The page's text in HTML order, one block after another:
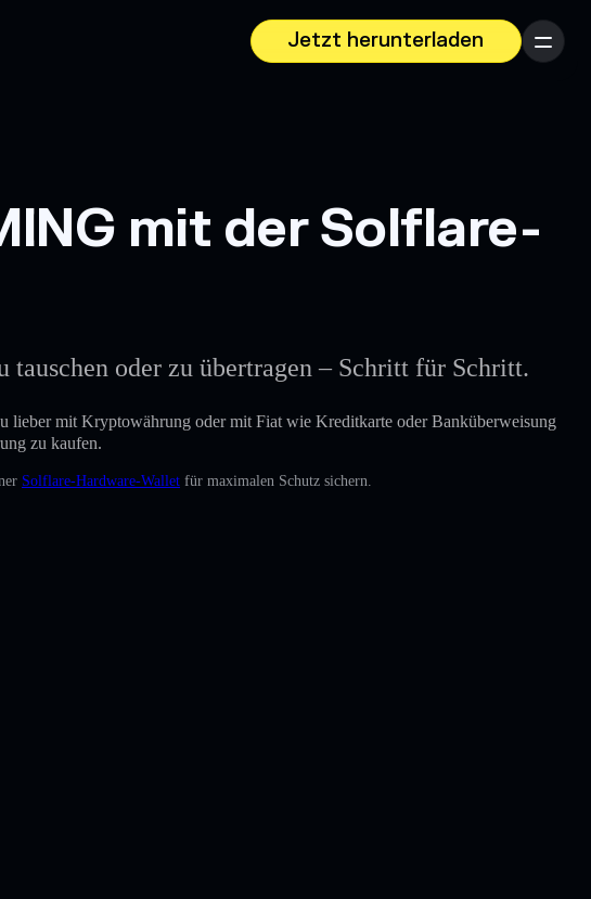
Jetzt herunterladen
Menü
mit der Solflare-
oder zu übertragen – Schritt für Schritt.
lieber mit Kryptowährung oder mit Fiat wie Kreditkarte oder Banküberweisung
zu kaufen.
Solflare-Hardware-Wallet für maximalen Schutz sichern.